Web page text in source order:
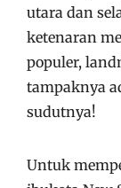
utara dan
ketenaran
populer,
tampaknya
sudutnya!
Untuk